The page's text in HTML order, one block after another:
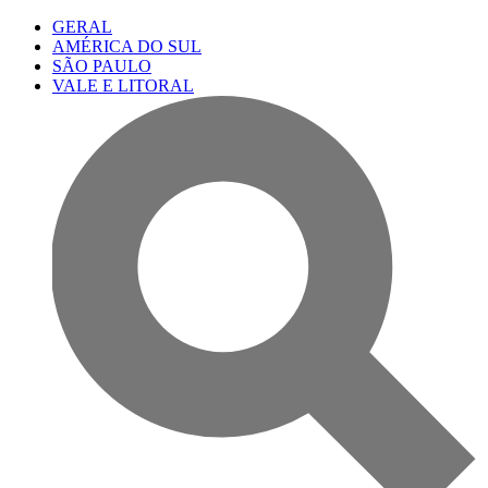
GERAL
AMÉRICA DO SUL
SÃO PAULO
VALE E LITORAL